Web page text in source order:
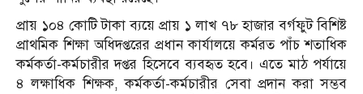
প্রায় ১০৪ কোটি টাকা ব্যয়ে প্রায় ১ লাখ ৭৮ হাজার বর্গফুট বিশিষ্ট
প্রাথমিক শিক্ষা অধিদপ্তরের প্রধান কার্যালয়ে কর্মরত পাঁচ শতাধিক
কর্মকর্তা-কর্মচারীর দপ্তর হিসেবে ব্যবহৃত হবে। এতে মাঠ পর্যায়ে
৪ লক্ষাধিক শিক্ষক, কর্মকর্তা-কর্মচারীর সেবা প্রদান করা সম্ভব